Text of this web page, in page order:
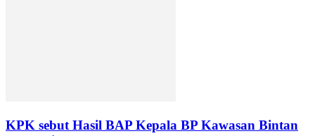
KPK sebut Hasil BAP Kepala BP Kawasan Bintan